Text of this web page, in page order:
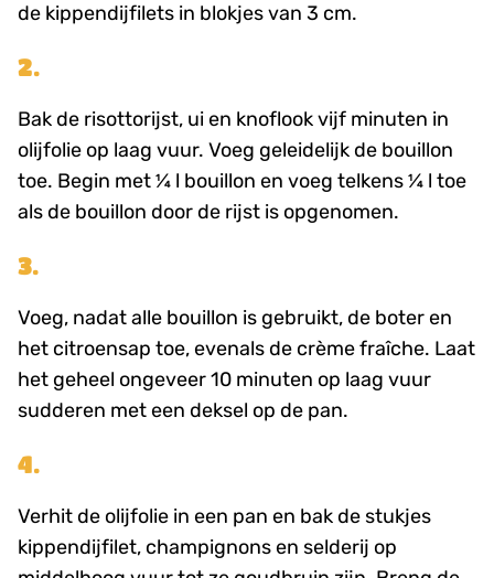
de kippendijfilets in blokjes van 3 cm.
2.
Bak de risottorijst, ui en knoflook vijf minuten in
olijfolie op laag vuur. Voeg geleidelijk de bouillon
toe. Begin met ¼ l bouillon en voeg telkens ¼ l toe
als de bouillon door de rijst is opgenomen.
3.
Voeg, nadat alle bouillon is gebruikt, de boter en
het citroensap toe, evenals de crème fraîche. Laat
het geheel ongeveer 10 minuten op laag vuur
sudderen met een deksel op de pan.
4.
Verhit de olijfolie in een pan en bak de stukjes
kippendijfilet, champignons en selderij op